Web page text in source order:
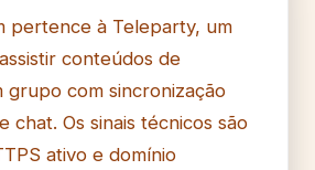
pertence à Teleparty, um
conteúdos de
grupo com sincronização
chat. Os sinais técnicos são
ativo e domínio